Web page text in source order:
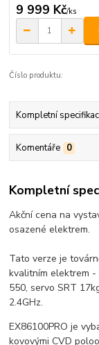
9 999 Kč/ks
Číslo produktu:
Kompletní
Komentáře 0
Kompletní
Akční cena na
osazené elektrem.
Tato verze je
kvalitním elektrem
550, servo SRT
2.4GHz.
EX86100PRO je
kovovými CVD